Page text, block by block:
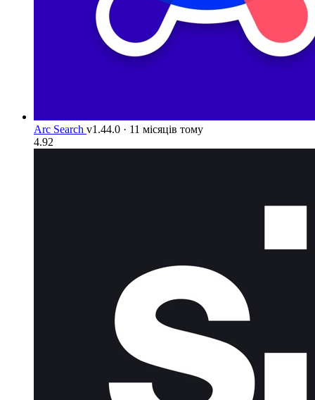
Arc Search v1.44.0 · 11 місяців тому
4.92